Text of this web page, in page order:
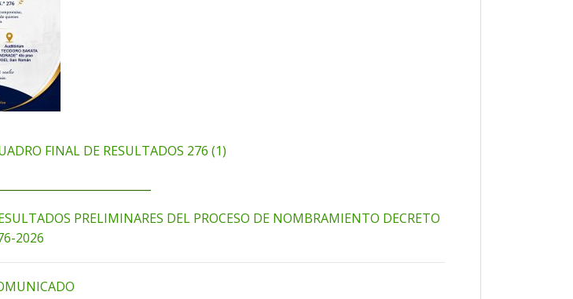
FINAL DE RESULTADOS 276 (1)
PRELIMINARES DEL PROCESO DE NOMBRAMIENTO DECRETO
2026